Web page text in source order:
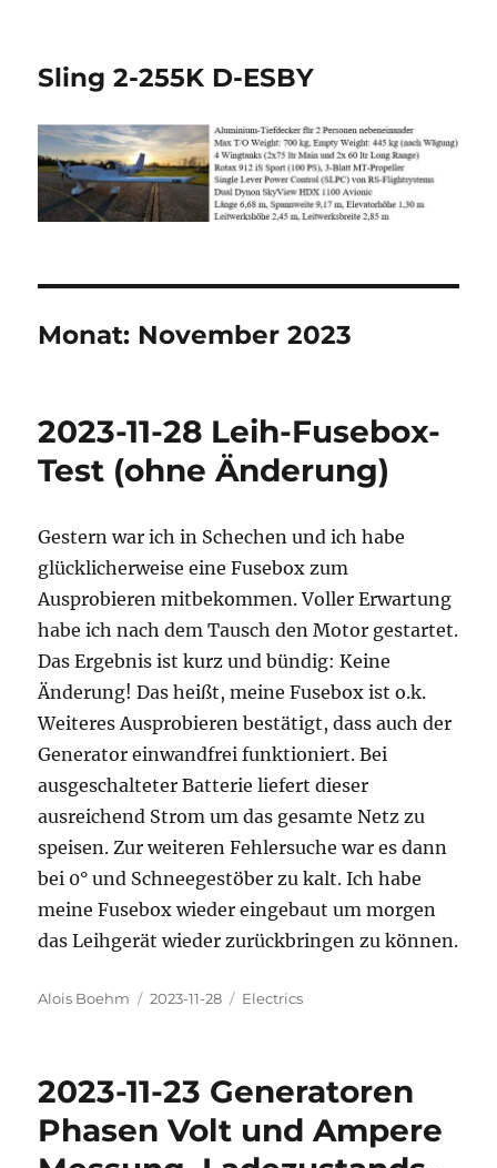
Sling 2-255K D-ESBY
Monat: November 2023
2023-11-28 Leih-Fusebox-
Test (ohne Änderung)
Gestern war ich in Schechen und ich habe
glücklicherweise eine Fusebox zum
Ausprobieren mitbekommen. Voller Erwartung
habe ich nach dem Tausch den Motor gestartet.
Das Ergebnis ist kurz und bündig: Keine
Änderung! Das heißt, meine Fusebox ist o.k.
Weiteres Ausprobieren bestätigt, dass auch der
Generator einwandfrei funktioniert. Bei
ausgeschalteter Batterie liefert dieser
ausreichend Strom um das gesamte Netz zu
speisen. Zur weiteren Fehlersuche war es dann
bei 0° und Schneegestöber zu kalt. Ich habe
meine Fusebox wieder eingebaut um morgen
das Leihgerät wieder zurückbringen zu können.
Autor
Alois Boehm
Veröffentlicht
2023-11-28 Kategorien
Electrics
2023-11-23 Generatoren
Phasen Volt und Ampere